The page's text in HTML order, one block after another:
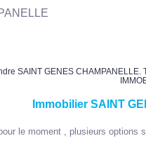
SAINT GENES
Immobilier SAINT
le moment , plusieurs options